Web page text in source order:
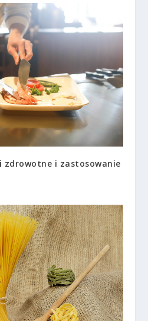
zdrowotne i zastosowanie